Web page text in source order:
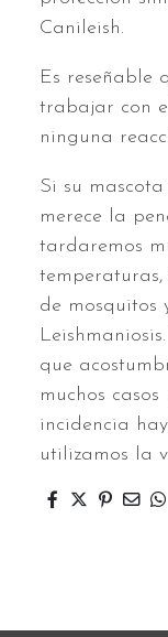
Canileish.
Es reseñable
trabajar con
ninguna
Si su
merece la
tardaremos
de mosquitos
que
muchos
incidencia
utilizamos la